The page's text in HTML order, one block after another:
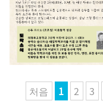
처음 1 2 3